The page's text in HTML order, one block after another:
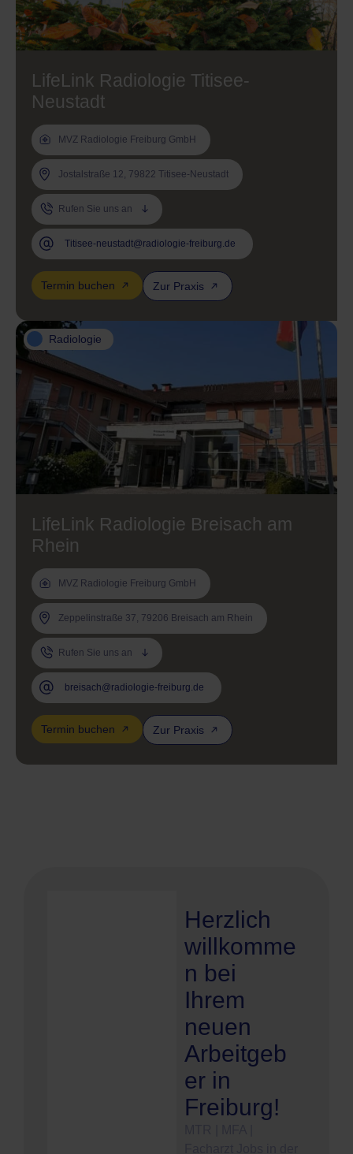
LifeLink Radiologie Titisee-
Neustadt
MVZ Radiologie Freiburg GmbH
Jostalstraße 12, 79822 Titisee-Neustadt
Rufen Sie uns an
Titisee-neustadt@radiologie-freiburg.de
Termin buchen Zur Praxis
Radiologie
LifeLink Radiologie Breisach am
Rhein
MVZ Radiologie Freiburg GmbH
Zeppelinstraße 37, 79206 Breisach am Rhein
Rufen Sie uns an
breisach@radiologie-freiburg.de
Termin buchen Zur Praxis
Herzlich
willkomme
n bei
Ihrem
neuen
Arbeitgeb
er in
Freiburg!